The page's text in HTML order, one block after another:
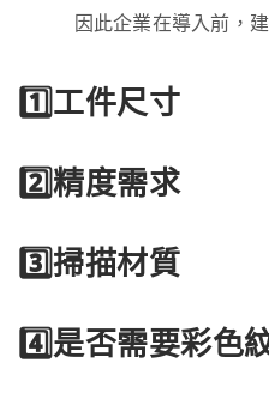
因此企業在導入前，
1️⃣工件尺寸
2️⃣精度需求
3️⃣掃描材質
4️⃣是否需要彩色